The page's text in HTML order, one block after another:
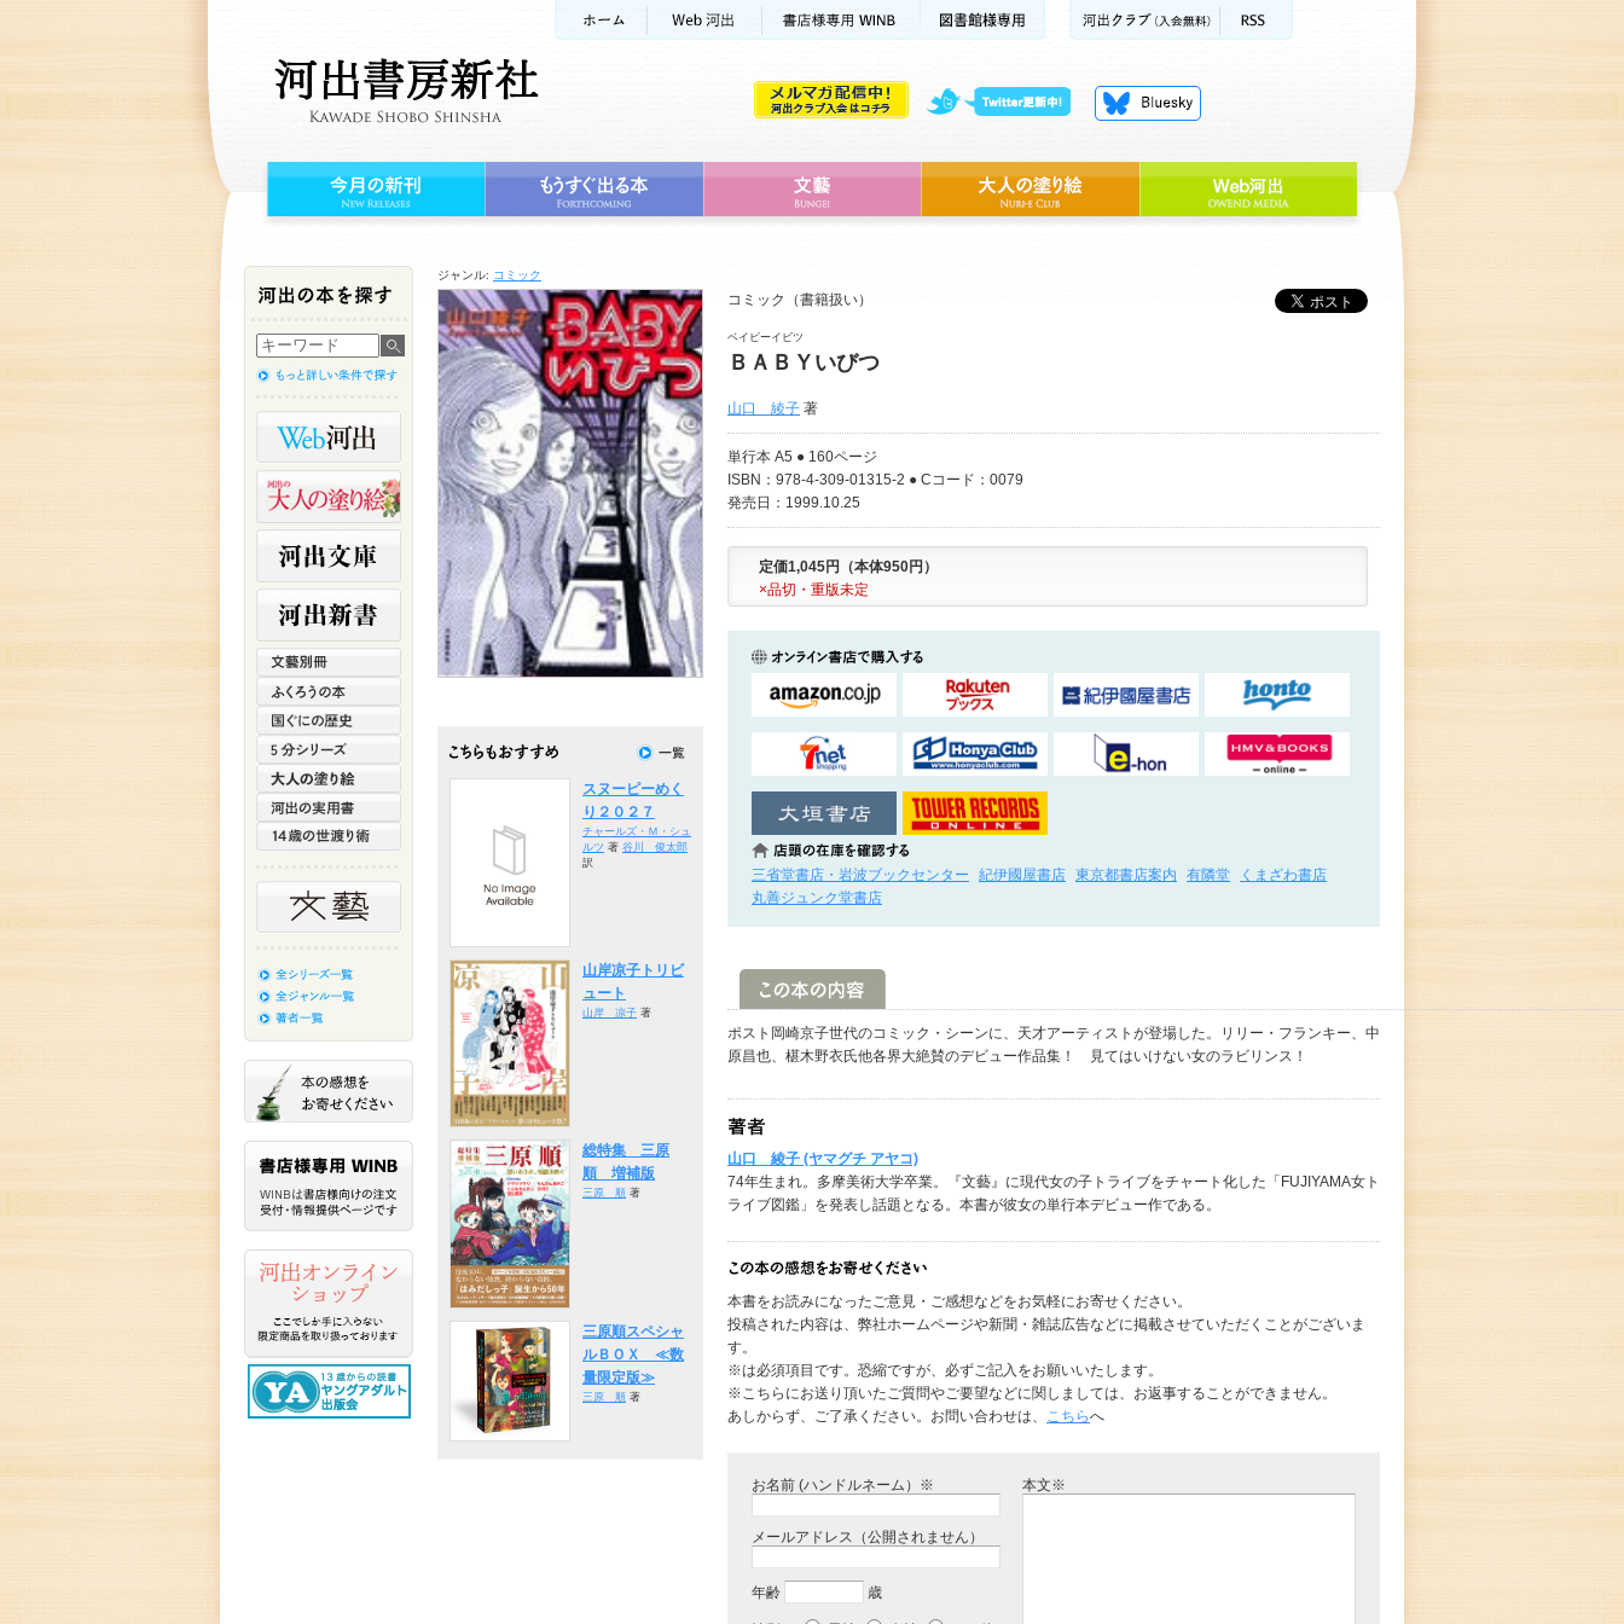
ジャンル: コミック
コミック（書籍扱い）
ベイビーイビツ
ＢＡＢＹいびつ
山口 綾子 著
単行本 A5 ● 160ページ
ISBN：978-4-309-01315-2 ● Cコード：0079
発売日：1999.10.25
定価1,045円（本体950円）
×品切・重版未定
三省堂書店・岩波ブックセンター 紀伊國屋書店 東京都書店案内 有隣堂
くまざわ書店
丸善ジュンク堂書店
ポスト岡崎京子世代のコミック・シーンに、天才アーティストが登場した。リリー・フランキー、中
原昌也、椹木野衣氏他各界大絶賛のデビュー作品集！ 見てはいけない女のラビリンス！
山口 綾子 (ヤマグチ アヤコ)
74年生まれ。多摩美術大学卒業。『文藝』に現代女の子トライブをチャート化した「FUJIYAMA女ト
ライブ図鑑」を発表し話題となる。本書が彼女の単行本デビュー作である。
本書をお読みになったご意見・ご感想などをお気軽にお寄せください。
投稿された内容は、弊社ホームページや新聞・雑誌広告などに掲載させていただくことがございま
す。
※は必須項目です。恐縮ですが、必ずご記入をお願いいたします。
※こちらにお送り頂いたご質問やご要望などに関しましては、お返事することができません。
あしからず、ご了承ください。お問い合わせは、 こちらへ
お名前 (ハンドルネーム）※
メールアドレス（公開されません）
年齢 歳
本文※
スヌーピーめく
り２０２７
チャールズ・Ｍ・シュ
ルツ 著 谷川 俊太郎
訳
山岸凉子トリビ
ュート
山岸 凉子 著
総特集 三原
順 増補版
三原 順 著
三原順スペシャ
ルＢＯＸ ≪数
量限定版≫
三原 順 著